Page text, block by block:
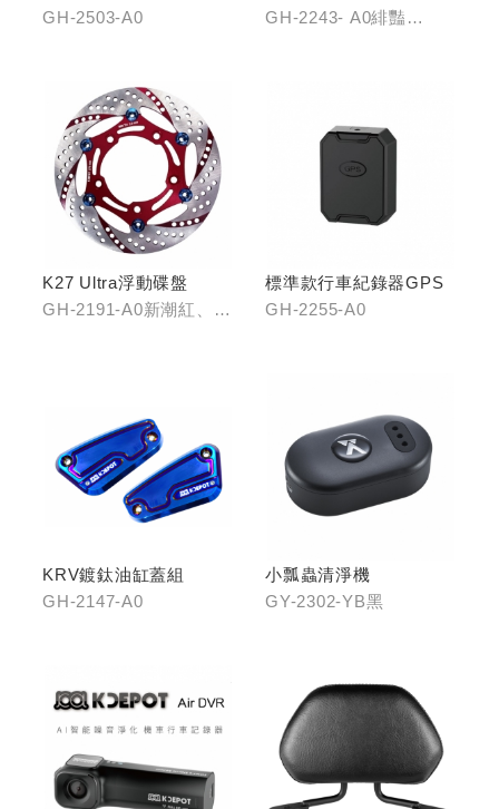
車紀錄器
GH-2503-A0 齒盤42T
GH-2243- A0緋豔
K27 Ultra浮動碟盤
GH-2191-A0新潮紅、
標準款行車紀錄器GPS
GH-2255-A0
KRV鍍鈦油缸蓋組
GH-2147-A0
小瓢蟲清淨機
GY-2302-YB黑